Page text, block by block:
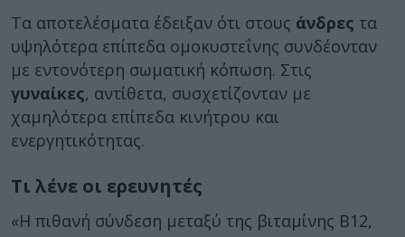
Τα αποτελέσματα έδειξαν ότι στους άνδρες τα
υψηλότερα επίπεδα ομοκυστεΐνης συνδέονταν
με εντονότερη σωματική κόπωση. Στις
γυναίκες, αντίθετα, συσχετίζονταν με
χαμηλότερα επίπεδα κινήτρου και
ενεργητικότητας.
Τι λένε οι ερευνητές
«Η πιθανή σύνδεση μεταξύ της βιταμίνης Β12,